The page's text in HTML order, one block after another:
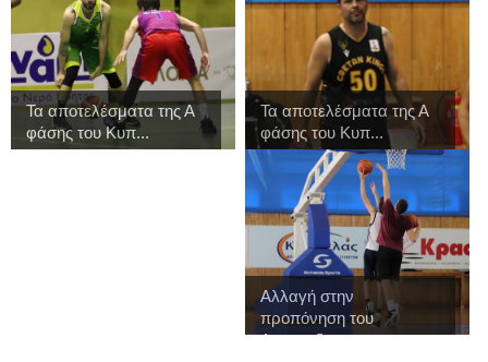
Τα αποτελέσματα της Α
φάσης του Κυπ...
Τα αποτελέσματα της Α
φάσης του Κυπ...
Αλλαγή στην
προπόνηση του
Αναπτυξια...